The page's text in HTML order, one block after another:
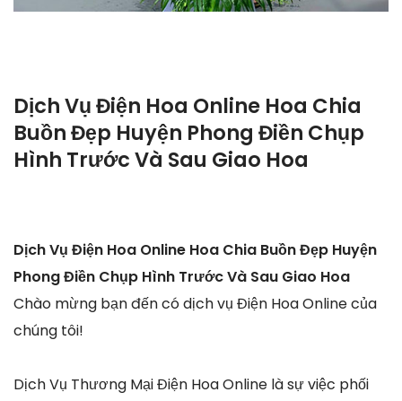
Dịch Vụ Điện Hoa Online Hoa Chia
Buồn Đẹp Huyện Phong Điền Chụp
Hình Trước Và Sau Giao Hoa
Dịch Vụ Điện Hoa Online Hoa Chia Buồn Đẹp Huyện
Phong Điền Chụp Hình Trước Và Sau Giao Hoa
Chào mừng bạn đến có dịch vụ Điện Hoa Online của
chúng tôi!
Dịch Vụ Thương Mại Điện Hoa Online là sự việc phối